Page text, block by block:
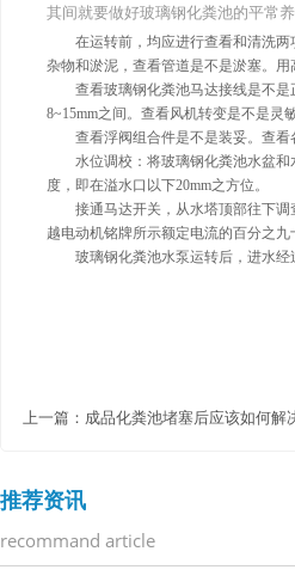
使用成都玻璃钢化粪池的七
其间就要做好玻璃钢化粪池的平常养
在运转前，均应进行查看和清洗两
杂物和淤泥，查看管道是不是淤塞。
查看玻璃钢化粪池马达接线是不是
8~15mm之间。查看风机转变是不是
查看浮阀组合件是不是装妥。查看
水位调校：将玻璃钢化粪池水盆和
度，即在溢水口以下20mm之方位。
接通马达开关，从水塔顶部往下调
越电动机铭牌所示额定电流的百分之九
玻璃钢化粪池水泵运转后，进水经
上一篇： 成品化粪池堵塞后应该如何解
推荐资讯
recommand article